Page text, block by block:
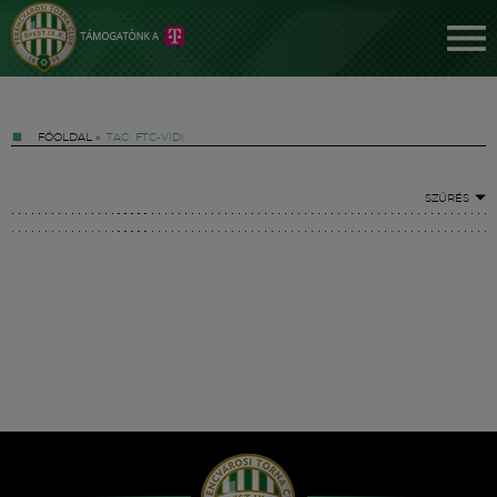
FŐOLDAL » TAG: FTC-VIDI
SZŰRÉS
Hírek